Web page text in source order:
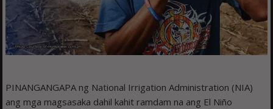
PINANGANGAPA ng National Irrigation Administration (NIA)
ang mga magsasaka dahil kahit ramdam na ang El Niño